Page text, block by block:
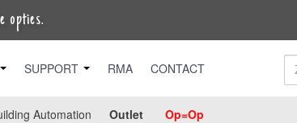
opties.
SUPPORT RMA CONTACT
Automation Outlet Op=Op